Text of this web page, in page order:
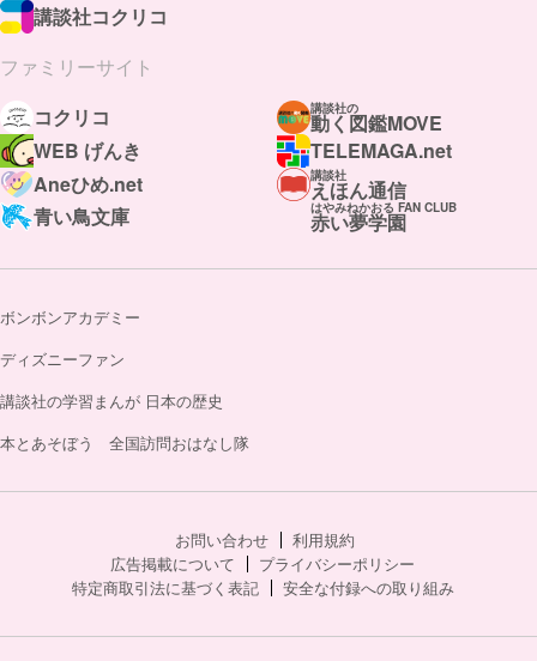
講談社コクリコ
ファミリーサイト
コクリコ
講談社の
動く図鑑MOVE
WEB げんき
TELEMAGA.net
Aneひめ.net
講談社
えほん通信
青い鳥文庫
はやみねかおる FAN CLUB
赤い夢学園
ボンボンアカデミー
ディズニーファン
講談社の学習まんが 日本の歴史
本とあそぼう 全国訪問おはなし隊
お問い合わせ
利用規約
広告掲載について
プライバシーポリシー
特定商取引法に基づく表記
安全な付録への取り組み